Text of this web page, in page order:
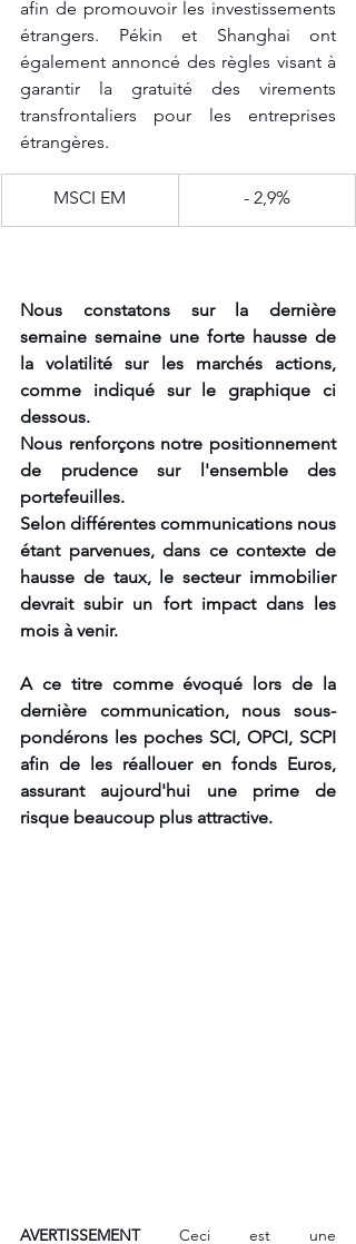
afin de promouvoir les investissements
étrangers. Pékin et Shanghai ont
également annoncé des règles visant à
garantir la gratuité des virements
transfrontaliers pour les entreprises
étrangères.
​MSCI EM - 2,9%
Nous constatons sur la dernière
semaine semaine une forte hausse de
la volatilité sur les marchés actions,
comme indiqué sur le graphique ci
dessous.
Nous renforçons notre positionnement
de prudence sur l'ensemble des
portefeuilles.
Selon différentes communications nous
étant parvenues, dans ce contexte de
hausse de taux, le secteur immobilier
devrait subir un fort impact dans les
mois à venir.
A ce titre comme évoqué lors de la
dernière communication, nous sous-
pondérons les poches SCI, OPCI, SCPI
afin de les réallouer en fonds Euros,
assurant aujourd'hui une prime de
risque beaucoup plus attractive.
AVERTISSEMENT Ceci est une